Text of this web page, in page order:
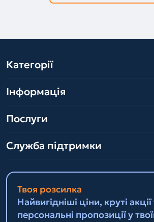
Категорії
Інформація
Послуги
Служба підтримки
Твоя розсилка
Найвигідніші ціни, круті акції
персональні пропозиції у